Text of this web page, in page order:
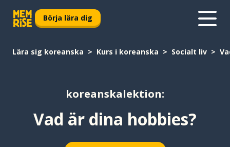
Börja lära dig
Lära sig koreanska Kurs i koreanska Socialt liv
koreanskalektion:
Vad är dina hobbies?